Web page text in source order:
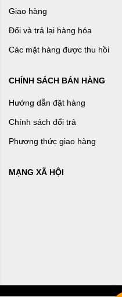
Giao hàng
Đổi và trả lại hàng hóa
Các mặt hàng được thu hồi
CHÍNH SÁCH BÁN HÀNG
Hướng dẫn đặt hàng
Chính sách đổi trả
Phương thức giao hàng
MẠNG XÃ HỘI